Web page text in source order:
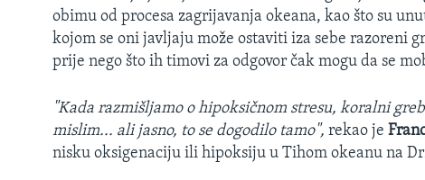
obimu od procesa zagrijavanja okeana, kao što su
kojom se oni javljaju može ostaviti iza sebe razoreni
prije nego što ih timovi za odgovor čak mogu da se
"Kada razmišljamo o hipoksičnom stresu, koralni
mislim... ali jasno, to se dogodilo tamo", rekao je
nisku oksigenaciju ili hipoksiju u Tihom okeanu na